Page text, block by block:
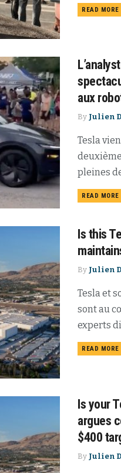
READ MORE
aux
By Julien
Tesla
pleines
READ MORE
Is this
By Julien
Tesla et
sont au
experts
READ MORE
Is your
argues
$400
By Julien